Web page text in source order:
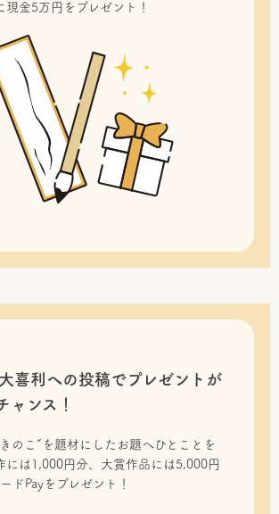
現金5万円をプレゼント！
喜利への投稿でプレゼントが
ャンス！
のこ”を題材にしたお題へひとことを
には1,000円分、大賞作品には5,000円
ドPayをプレゼント！